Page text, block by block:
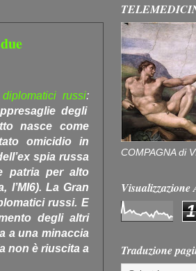
russi:
degli
nasce come
omicidio in
spia russa
patria per alto
l’MI6). La Gran
russi. E
degli altri
a una minaccia
non è riuscita a
COMPAGNA di
1
Traduzione